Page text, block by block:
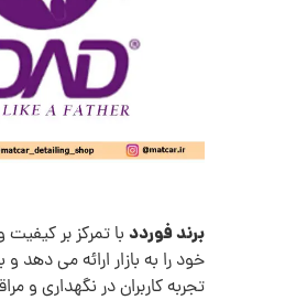
برند فورددبا تمرکز بر
خود را به بازار ارائه می دهد و
تجربه کاربران در نگهداری و